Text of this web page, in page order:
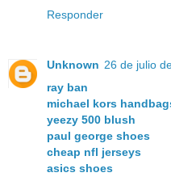
Responder
Unknown 26 de julio
ray ban
michael kors
yeezy 500 blush
paul george shoes
cheap nfl jerseys
asics shoes